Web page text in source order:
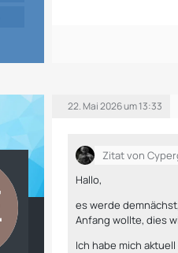
22. Mai 2026 um 13:33
Zitat von
Hallo,
es werde
Anfang wollte, dies
Ich habe mich